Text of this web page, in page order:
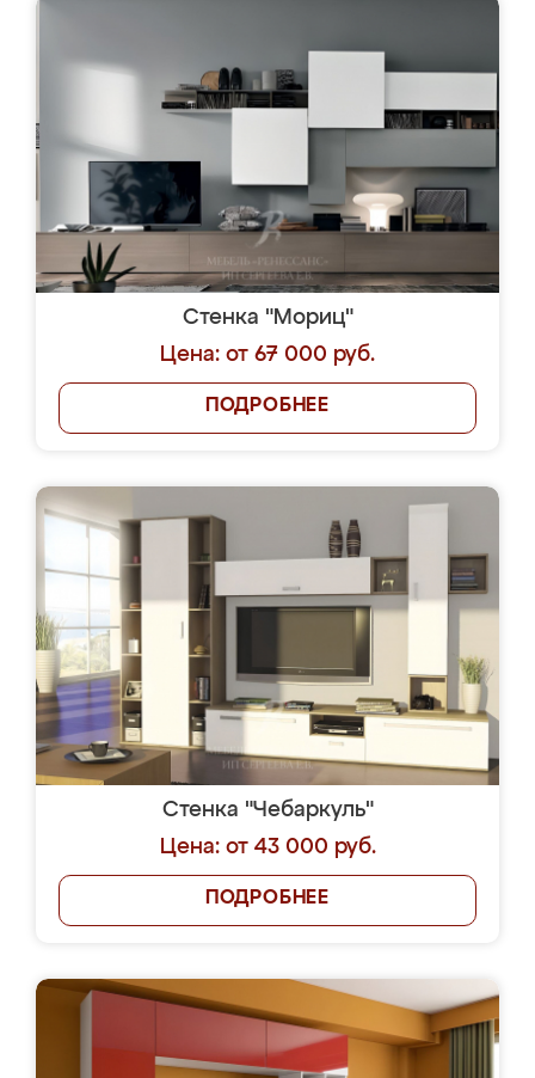
Стенка "Мориц"
Цена: от 67 000 руб.
ПОДРОБНЕЕ
Стенка "Чебаркуль"
Цена: от 43 000 руб.
ПОДРОБНЕЕ